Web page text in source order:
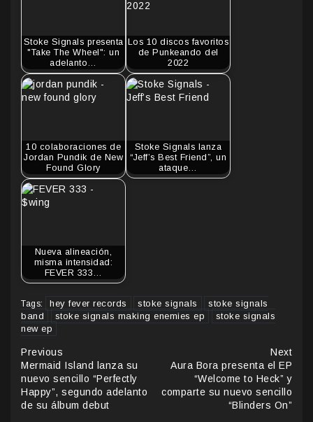
Stoke Signals presenta
"Take The Wheel": un
adelanto…
Los 10 discos favoritos
de Punkeando del
2022
10 colaboraciones de
Jordan Pundik de New
Found Glory
Stoke Signals lanza
“Jeff’s Best Friend”, un
ataque…
Nueva alineación,
misma intensidad:
FEVER 333…
Tags: hey fever records stoke signals
stoke signals
band
stoke signals making enemies ep
stoke signals
new ep
Continue
Reading
Previous
Mermaid Island lanza su
nuevo sencillo “Perfectly
Happy”, segundo adelanto
de su álbum debut
Next
Aura Bora presenta el EP
“Welcome to Heck” y
comparte su nuevo sencillo
“Blinders On”